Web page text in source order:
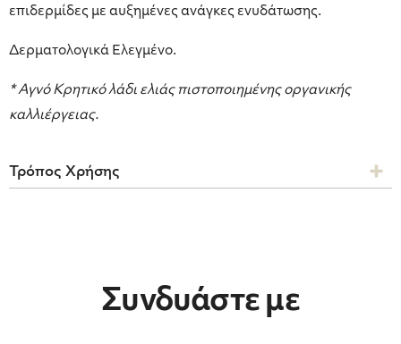
επιδερμίδες με αυξημένες ανάγκες ενυδάτωσης.
Δερματολογικά Ελεγμένο.
* Αγνό Κρητικό λάδι ελιάς πιστοποιημένης οργανικής
καλλιέργειας.
Τρόπος Χρήσης
Συνδυάστε με